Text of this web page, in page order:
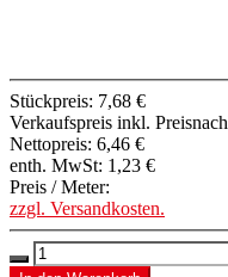
Stückpreis: 7,68 €
Verkaufspreis inkl.
Nettopreis: 6,46 €
enth. MwSt: 1,23 €
Preis / Meter:
zzgl. Versandkosten.